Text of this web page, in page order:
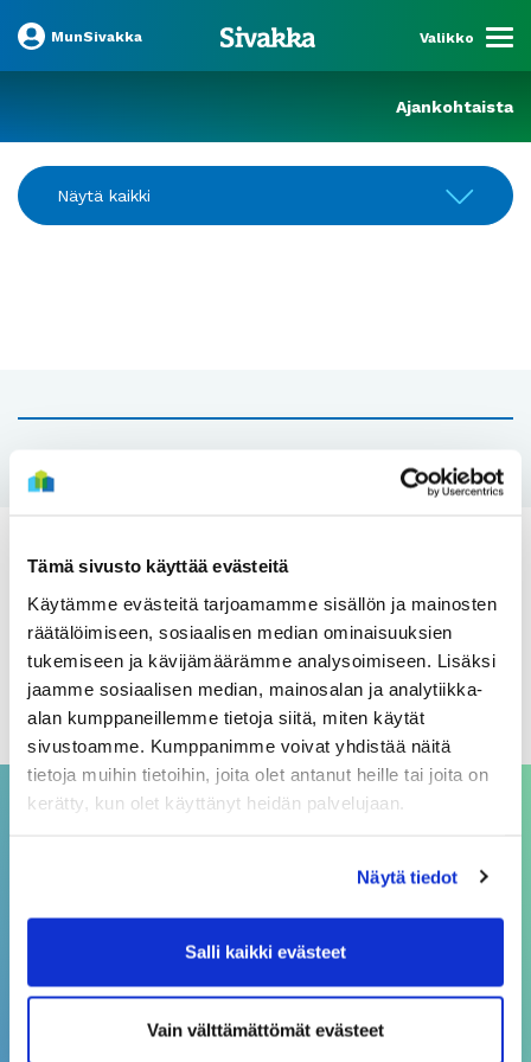
Tämä sivusto käyttää evästeitä
Käytämme evästeitä tarjoamamme sisällön ja mainosten
räätälöimiseen, sosiaalisen median ominaisuuksien
tukemiseen ja kävijämäärämme analysoimiseen. Lisäksi
jaamme sosiaalisen median, mainosalan ja analytiikka-
alan kumppaneillemme tietoja siitä, miten käytät
sivustoamme. Kumppanimme voivat yhdistää näitä
tietoja muihin tietoihin, joita olet antanut heille tai joita on
kerätty, kun olet käyttänyt heidän palvelujaan.
Näytä tiedot
Salli kaikki evästeet
Vain välttämättömät evästeet
MunSivakka Valikko
Ajankohtaista
Näytä kaikki
Arkistot
elokuu 2026
heinäkuu 2026
kesäkuu 2026
p. 08 3148 190